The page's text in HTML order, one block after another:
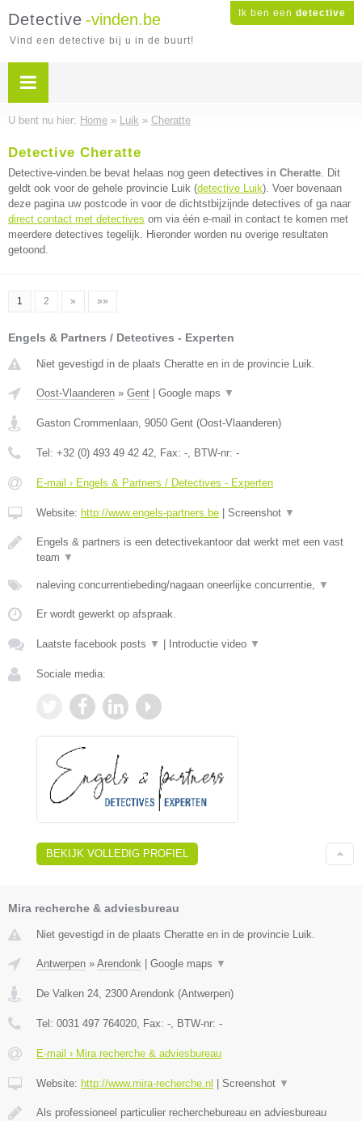
Ik ben een detective
Detective -vinden.be
Vind een detective bij u in de buurt!
U bent nu hier: Home » Luik » Cheratte
Detective Cheratte
Detective-vinden.be bevat helaas nog geen detectives in Cheratte. Dit
geldt ook voor de gehele provincie Luik (detective Luik). Voer bovenaan
deze pagina uw postcode in voor de dichtstbijzijnde detectives of ga naar
direct contact met detectives om via één e-mail in contact te komen met
meerdere detectives tegelijk. Hieronder worden nu overige resultaten
getoond.
1 2 » »»
Engels & Partners / Detectives - Experten
Niet gevestigd in de plaats Cheratte en in de provincie Luik.
Oost-Vlaanderen » Gent Google maps ▼
Gaston Crommenlaan, 9050 Gent (Oost-Vlaanderen)
Tel: +32 (0) 493 49 42 42, Fax: -, BTW-nr: -
E-mail › Engels & Partners / Detectives - Experten
Website: http://www.engels-partners.be Screenshot ▼
Engels & partners is een detectivekantoor dat werkt met een vast
team ▼
naleving concurrentiebeding/nagaan oneerlijke concurrentie, ▼
Er wordt gewerkt op afspraak.
Laatste facebook posts ▼ Introductie video ▼
Sociale media:
BEKIJK VOLLEDIG PROFIEL
Mira recherche & adviesbureau
Niet gevestigd in de plaats Cheratte en in de provincie Luik.
Antwerpen » Arendonk Google maps ▼
De Valken 24, 2300 Arendonk (Antwerpen)
Tel: 0031 497 764020, Fax: -, BTW-nr: -
E-mail › Mira recherche & adviesbureau
Website: http://www.mira-recherche.nl Screenshot ▼
Als professioneel particulier recherchebureau en adviesbureau